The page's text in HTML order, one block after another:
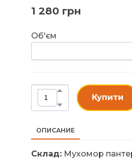
1 280 грн
Об'єм
Купити
ОПИСАНИЕ
Склад: Мухомор